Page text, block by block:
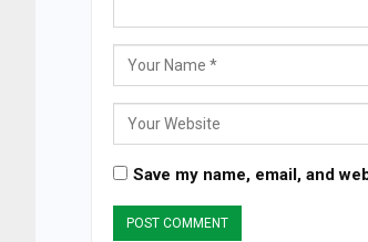
Save my name, email, and